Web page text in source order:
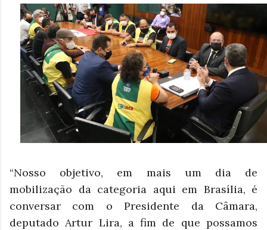
“Nosso objetivo, em mais um dia de
mobilização da categoria aqui em Brasília, é
conversar com o Presidente da Câmara,
deputado Artur Lira, a fim de que possamos